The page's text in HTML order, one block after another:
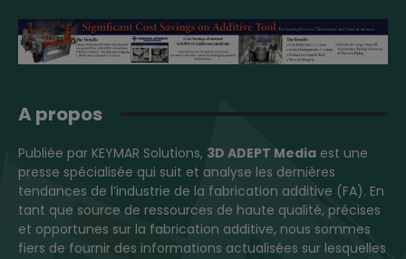
A propos
Publiée par KEYMAR Solutions, 3D ADEPT Media est une
presse spécialisée qui suit et analyse les dernières
tendances de l’industrie de la fabrication additive (FA). En
tant que source de ressources de haute qualité, précises
et opportunes sur la fabrication additive, nous sommes
fiers de fournir des informations actualisées sur lesquelles